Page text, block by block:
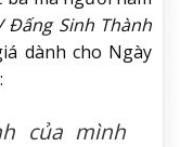
Đấng Sinh Thành
dành cho Ngày
của mình